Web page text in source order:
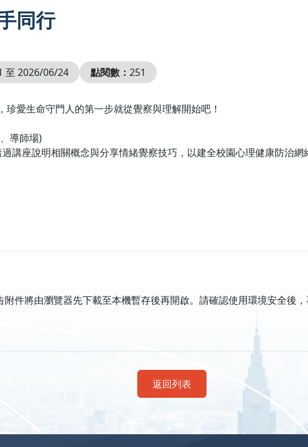
同行
至 2026/06/24 點閱數： 251
愛生命守門人的第一步就從覺察與理解開始吧！
導師場)
講座說明相關概念與分享情緒覺察技巧，以建全校園心理健康防治網
件將由瀏覽器先下載至本機暫存後再開啟。請確認使用環境安全後
返回列表